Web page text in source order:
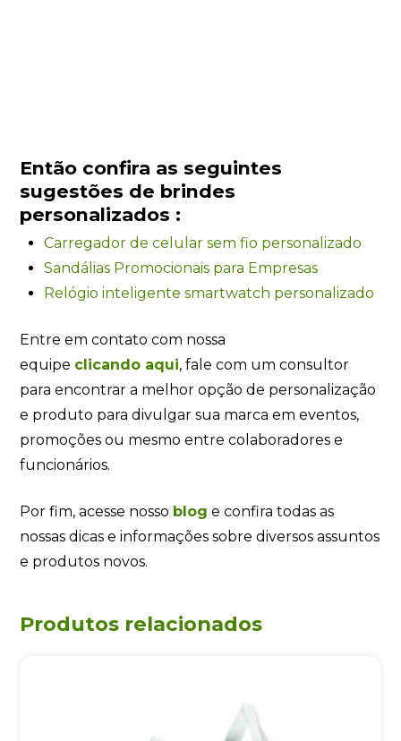
Então confira as seguintes
sugestões de brindes
personalizados :
Carregador de celular sem fio personalizado
Sandálias Promocionais para Empresas
Relógio inteligente smartwatch personalizado
Entre em contato com nossa
equipe clicando aqui, fale com um consultor
para encontrar a melhor opção de personalização
e produto para divulgar sua marca em eventos,
promoções ou mesmo entre colaboradores e
funcionários.
Por fim, acesse nosso blog e confira todas as
nossas dicas e informações sobre diversos assuntos
e produtos novos.
Produtos relacionados